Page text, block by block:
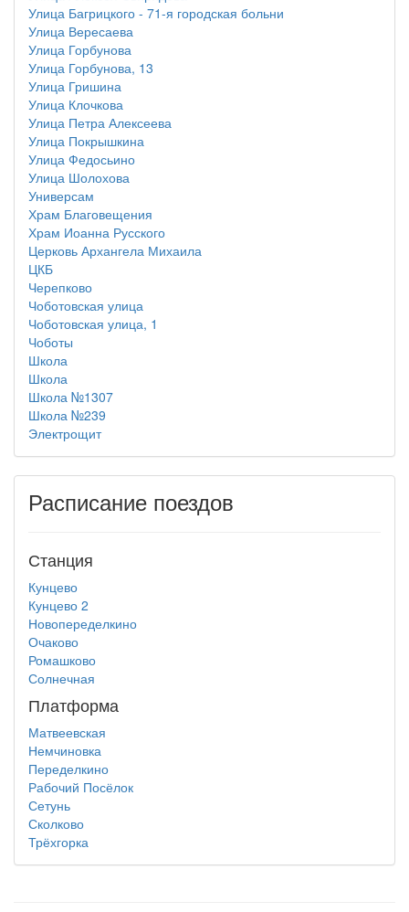
Улица Багрицкого - 71-я городская больни
Улица Вересаева
Улица Горбунова
Улица Горбунова, 13
Улица Гришина
Улица Клочкова
Улица Петра Алексеева
Улица Покрышкина
Улица Федосьино
Улица Шолохова
Универсам
Храм Благовещения
Храм Иоанна Русского
Церковь Архангела Михаила
ЦКБ
Черепково
Чоботовская улица
Чоботовская улица, 1
Чоботы
Школа
Школа
Школа №1307
Школа №239
Электрощит
Расписание поездов
Станция
Кунцево
Кунцево 2
Новопеределкино
Очаково
Ромашково
Солнечная
Платформа
Матвеевская
Немчиновка
Переделкино
Рабочий Посёлок
Сетунь
Сколково
Трёхгорка